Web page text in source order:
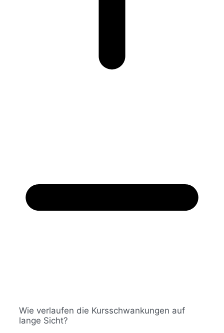
Wie verlaufen die Kursschwankungen auf
lange Sicht?